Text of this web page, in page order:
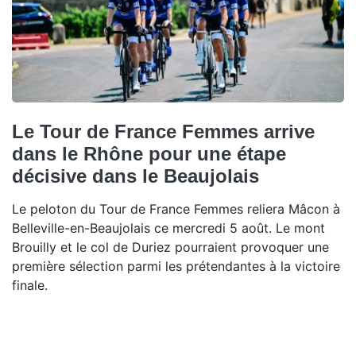
Le Tour de France Femmes arrive
dans le Rhône pour une étape
décisive dans le Beaujolais
Le peloton du Tour de France Femmes reliera Mâcon à
Belleville-en-Beaujolais ce mercredi 5 août. Le mont
Brouilly et le col de Duriez pourraient provoquer une
première sélection parmi les prétendantes à la victoire
finale.